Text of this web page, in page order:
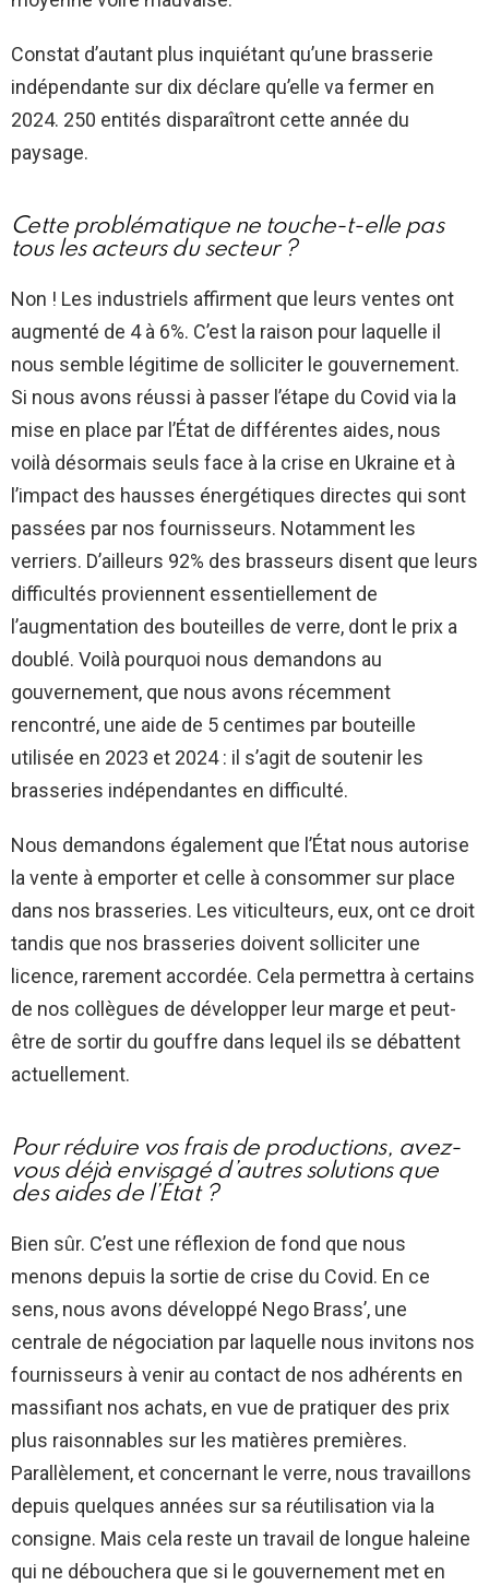
Constat d’autant plus inquiétant qu’une brasserie
indépendante sur dix déclare qu’elle va fermer en
2024. 250 entités disparaîtront cette année du
paysage.
Cette problématique ne touche-t-elle pas
tous les acteurs du secteur ?
Non ! Les industriels affirment que leurs ventes ont
augmenté de 4 à 6%. C’est la raison pour laquelle il
nous semble légitime de solliciter le gouvernement.
Si nous avons réussi à passer l’étape du Covid via la
mise en place par l’État de différentes aides, nous
voilà désormais seuls face à la crise en Ukraine et à
l’impact des hausses énergétiques directes qui sont
passées par nos fournisseurs. Notamment les
verriers. D’ailleurs 92% des brasseurs disent que leurs
difficultés proviennent essentiellement de
l’augmentation des bouteilles de verre, dont le prix a
doublé. Voilà pourquoi nous demandons au
gouvernement, que nous avons récemment
rencontré, une aide de 5 centimes par bouteille
utilisée en 2023 et 2024 : il s’agit de soutenir les
brasseries indépendantes en difficulté.
Nous demandons également que l’État nous autorise
la vente à emporter et celle à consommer sur place
dans nos brasseries. Les viticulteurs, eux, ont ce droit
tandis que nos brasseries doivent solliciter une
licence, rarement accordée. Cela permettra à certains
de nos collègues de développer leur marge et peut-
être de sortir du gouffre dans lequel ils se débattent
actuellement.
Pour réduire vos frais de productions, avez-
vous déjà envisagé d’autres solutions que
des aides de l’État ?
Bien sûr. C’est une réflexion de fond que nous
menons depuis la sortie de crise du Covid. En ce
sens, nous avons développé Nego Brass’, une
centrale de négociation par laquelle nous invitons nos
fournisseurs à venir au contact de nos adhérents en
massifiant nos achats, en vue de pratiquer des prix
plus raisonnables sur les matières premières.
Parallèlement, et concernant le verre, nous travaillons
depuis quelques années sur sa réutilisation via la
consigne. Mais cela reste un travail de longue haleine
qui ne débouchera que si le gouvernement met en